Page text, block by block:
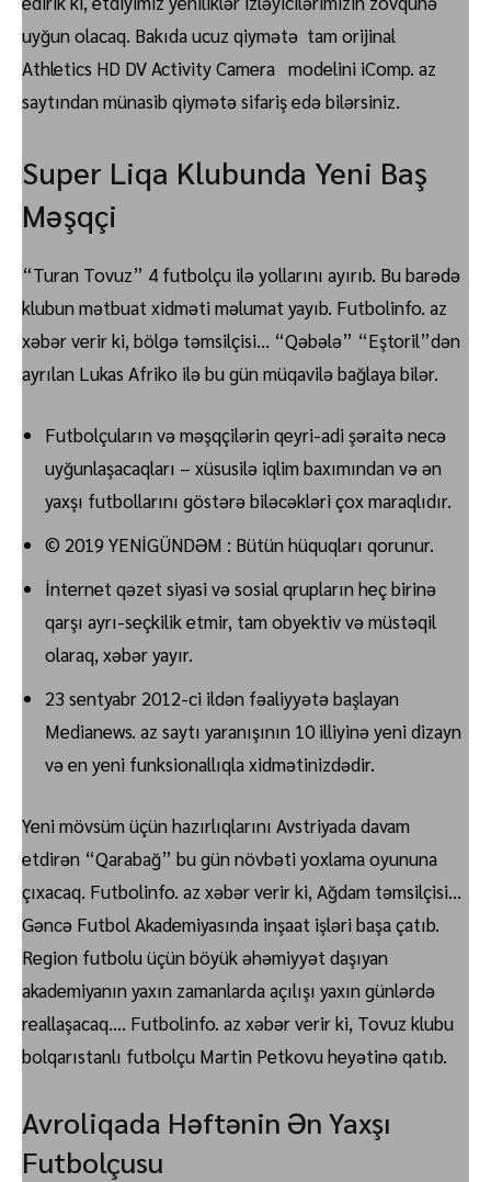
uyğun olacaq. Bakıda ucuz qiymətə tam orijinal
Athletics HD DV Activity Camera modelini iComp. az
saytından münasib qiymətə sifariş edə bilərsiniz.
Super Liqa Klubunda Yeni Baş
Məşqçi
“Turan Tovuz” 4 futbolçu ilə yollarını ayırıb. Bu barədə
klubun mətbuat xidməti məlumat yayıb. Futbolinfo. az
xəbər verir ki, bölgə təmsilçisi… “Qəbələ” “Eştoril”dən
ayrılan Lukas Afriko ilə bu gün müqavilə bağlaya bilər.
Futbolçuların və məşqçilərin qeyri-adi şəraitə necə
uyğunlaşacaqları – xüsusilə iqlim baxımından və ən
yaxşı futbollarını göstərə biləcəkləri çox maraqlıdır.
© 2019 YENİGÜNDƏM : Bütün hüquqları qorunur.
İnternet qəzet siyasi və sosial qrupların heç birinə
qarşı ayrı-seçkilik etmir, tam obyektiv və müstəqil
olaraq, xəbər yayır.
23 sentyabr 2012-ci ildən fəaliyyətə başlayan
Medianews. az saytı yaranışının 10 illiyinə yeni dizayn
və en yeni funksionallıqla xidmətinizdədir.
Yeni mövsüm üçün hazırlıqlarını Avstriyada davam
etdirən “Qarabağ” bu gün növbəti yoxlama oyununa
çıxacaq. Futbolinfo. az xəbər verir ki, Ağdam təmsilçisi…
Gəncə Futbol Akademiyasında inşaat işləri başa çatıb.
Region futbolu üçün böyük əhəmiyyət daşıyan
akademiyanın yaxın zamanlarda açılışı yaxın günlərdə
reallaşacaq…. Futbolinfo. az xəbər verir ki, Tovuz klubu
bolqarıstanlı futbolçu Martin Petkovu heyətinə qatıb.
Avroliqada Həftənin Ən Yaxşı
Futbolçusu